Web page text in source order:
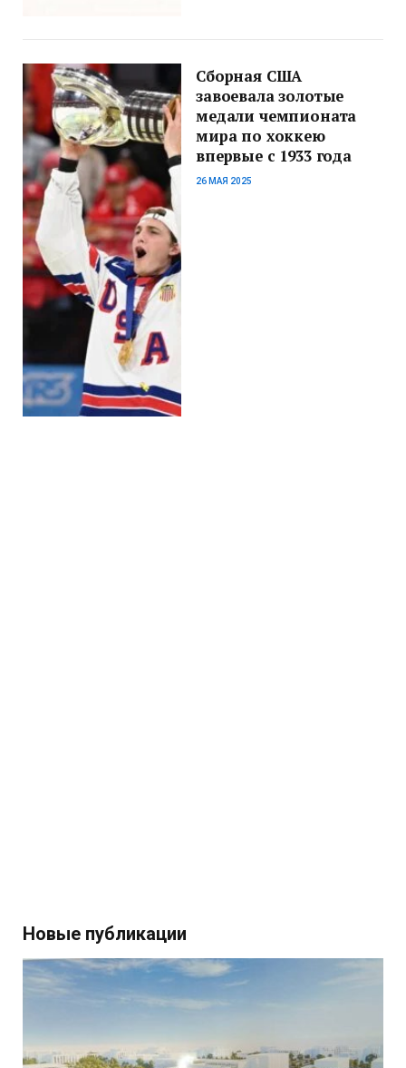
Сборная США
завоевала золотые
медали чемпионата
мира по хоккею
впервые с 1933 года
26 МАЯ 2025
Новые публикации